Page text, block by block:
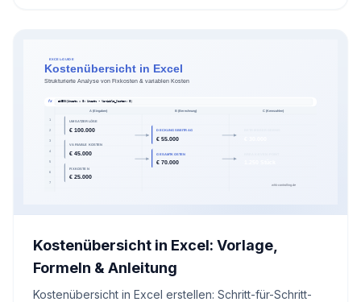
Kostenübersicht in Excel: Vorlage,
Formeln & Anleitung
Kostenübersicht in Excel erstellen: Schritt-für-Schritt-